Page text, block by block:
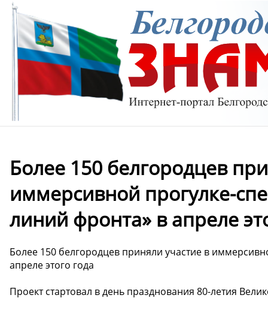
Более 150 белгородцев
иммерсивной прогулке-
линий фронта» в апреле
Более 150 белгородцев приняли участие в
апреле этого года
Проект стартовал в день празднования 80-летия